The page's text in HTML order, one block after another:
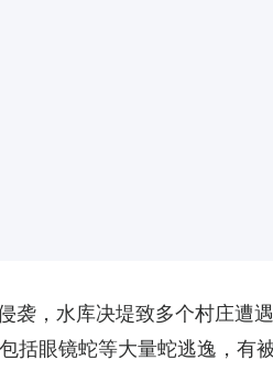
，水库决堤致多个村庄遭遇
括眼镜蛇等大量蛇逃逸，有